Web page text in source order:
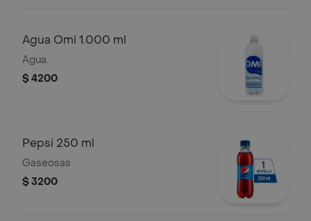
Agua Omi 1.000 ml
Agua.
$ 4200
Pepsi 250 ml
Gaseosas
$ 3200